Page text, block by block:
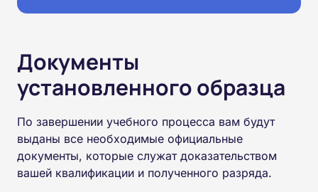
Документы
установленного образца
По завершении учебного процесса вам будут
выданы все необходимые официальные
документы, которые служат доказательством
вашей квалификации и полученного разряда.